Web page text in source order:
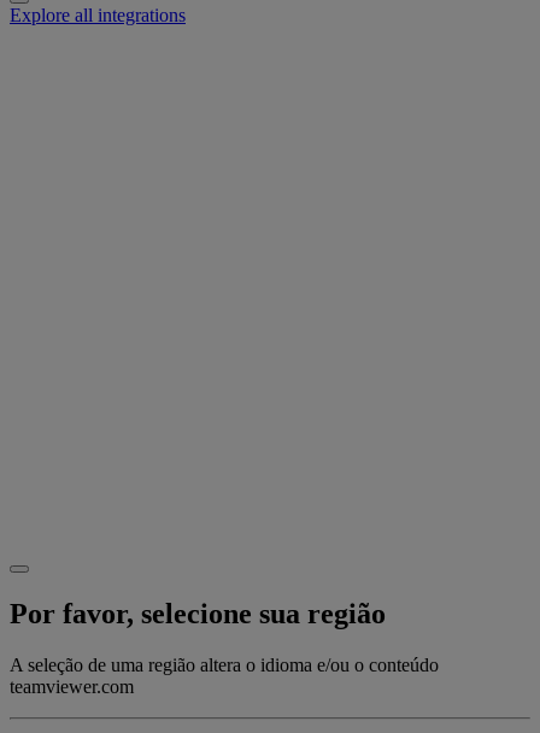
Explore all integrations
Por favor, selecione sua região
A seleção de uma região altera o idioma e/ou o conteúdo
teamviewer.com